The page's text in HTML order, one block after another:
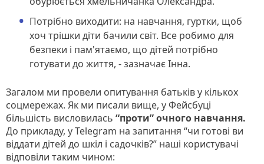
Потрібно виходити: на навчання, гуртки, щоб
хоч трішки діти бачили світ. Все робимо для
безпеки і пам'ятаємо, що дітей потрібно
готувати до життя, - зазначає Інна.
Загалом ми провели опитування батьків у кількох
соцмережах. Як ми писали вище, у Фейсбуці
більшість висловилась “проти” очного навчання.
До прикладу, у Telegram на запитання “чи готові ви
віддати дітей до шкіл і садочків?” наші користувачі
відповіли таким чином: